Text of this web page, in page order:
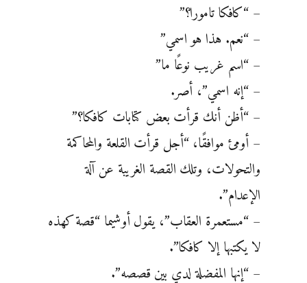
– “كافكا تامورا؟”
– “نعم. هذا هو اسمي”
– “اسم غريب نوعًا ما”
– “إنه اسمي”، أصر.
– “أظن أنك قرأت بعض كتابات كافكا؟”
– أومئ موافقًا، “أجل قرأت القلعة والمحاكمة
والتحولات، وتلك القصة الغريبة عن آلة
الإعدام”.
– “مستعمرة العقاب”، يقول أوشيما “قصة كهذه
لا يكتبها إلا كافكا”.
– “إنها المفضلة لدي بين قصصه”.